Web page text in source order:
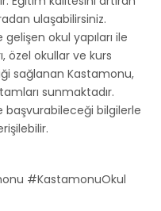
ulaşabilirsiniz.
okul yapıları ile
özel okullar ve kurs
sağlanan Kastamonu,
sunmaktadır.
başvurabileceği bilgilerle
#KastamonuOkul